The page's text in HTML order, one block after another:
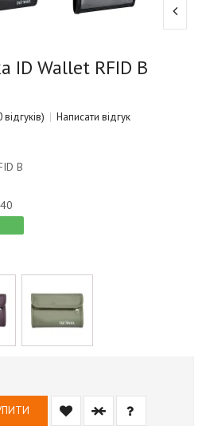
ID Wallet RFID B
відгуків) Написати відгук
B